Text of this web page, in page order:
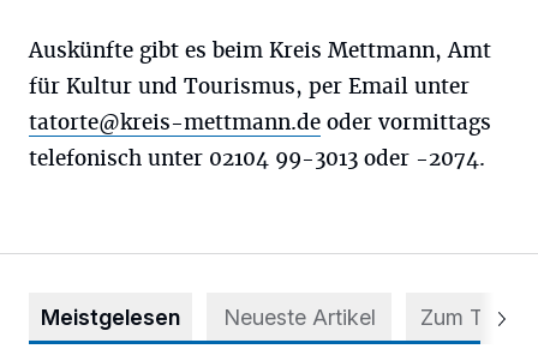
Auskünfte gibt es beim Kreis Mettmann, Amt
für Kultur und Tourismus, per Email unter
tatorte@kreis-mettmann.de oder vormittags
telefonisch unter 02104 99-3013 oder -2074.
Meistgelesen Neueste Artikel Zum Thema